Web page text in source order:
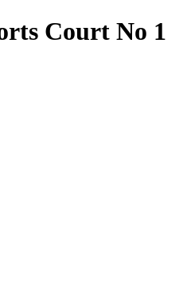
Court No 1